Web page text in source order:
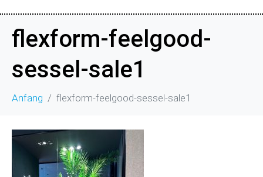
flexform-feelgood-
sessel-sale1
Anfang flexform-feelgood-sessel-sale1